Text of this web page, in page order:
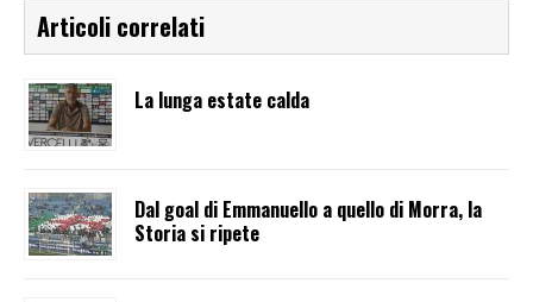
Articoli correlati
La lunga estate calda
Dal goal di Emmanuello a quello di Morra, la
Storia si ripete